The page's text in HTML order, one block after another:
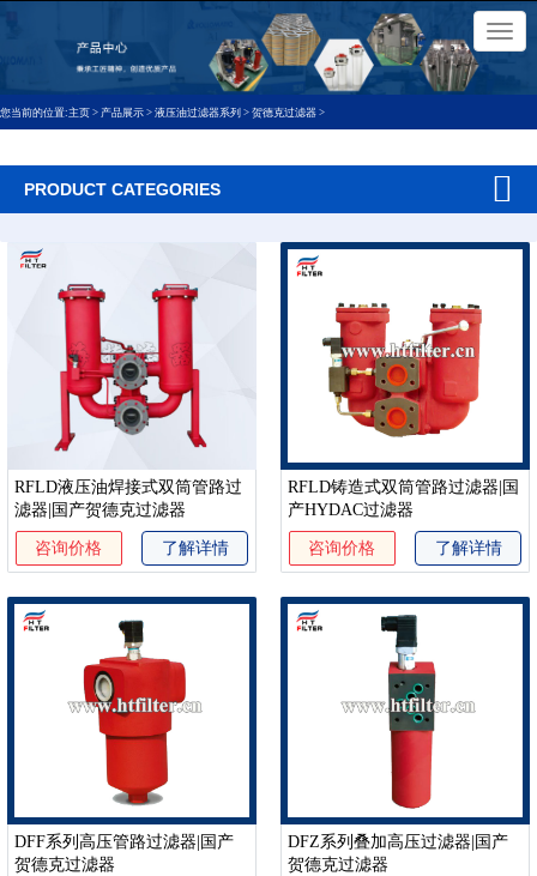
切
换
导
×
您当前的位置:主页 > 产品展示 > 液压油过滤器系列 > 贺德克过滤器 >
PRODUCT CATEGORIES
RFLD液压油焊接式双筒管路过
滤器|国产贺德克过滤器
咨询价格 了解详情
RFLD铸造式双筒管路过滤器|国
产HYDAC过滤器
咨询价格 了解详情
DFF系列高压管路过滤器|国产
贺德克过滤器
DFZ系列叠加高压过滤器|国产
贺德克过滤器